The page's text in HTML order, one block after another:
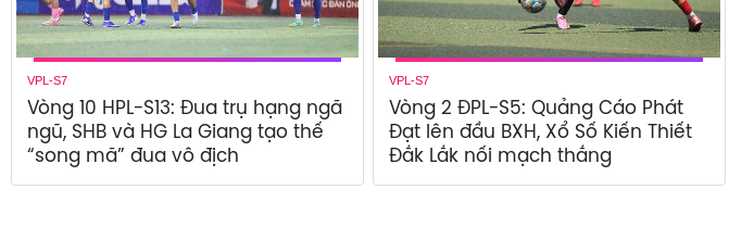
VPL-S7
Vòng 10 HPL-S13: Đua trụ hạng ngã
ngũ, SHB và HG La Giang tạo thế
“song mã” đua vô địch
VPL-S7
Vòng 2 ĐPL-S5: Quảng Cáo Phát
Đạt lên đầu BXH, Xổ Số Kiến Thiết
Đắk Lắk nối mạch thắng